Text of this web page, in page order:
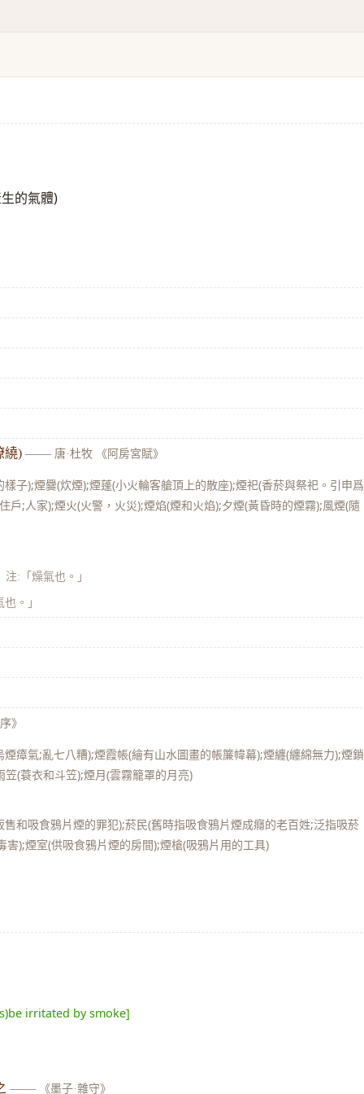
的氣體)
繞) —— 唐·杜牧 《阿房宮賦》
子);煙爨(炊煙);煙蓬(小火輪客艙頂上的散座);煙祀(香菸與祭祀。引申爲
戶;人家);煙火(火警，火災);煙焰(煙和火焰);夕煙(黃昏時的煙霧);風煙(隨
注:「燥氣也。」
。」
》
瘴氣;亂七八糟);煙霞帳(繪有山水圖畫的帳簾幃幕);煙纏(纏綿無力);煙鎖
(蓑衣和斗笠);煙月(雲霧籠罩的月亮)
和吸食鴉片煙的罪犯);菸民(舊時指吸食鴉片煙成癮的老百姓;泛指吸菸
);煙室(供吸食鴉片煙的房間);煙槍(吸鴉片用的工具)
irritated by smoke]
—— 《墨子·雜守》